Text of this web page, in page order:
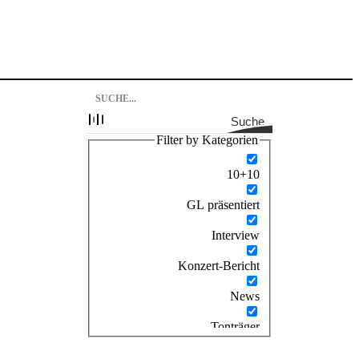
Suche
Filter by Kategorien
10+10
GL präsentiert
Interview
Konzert-Bericht
News
Tonträger